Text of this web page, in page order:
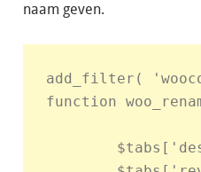
naam geven.
add_filter(
function